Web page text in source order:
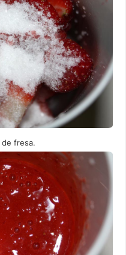
fresa.